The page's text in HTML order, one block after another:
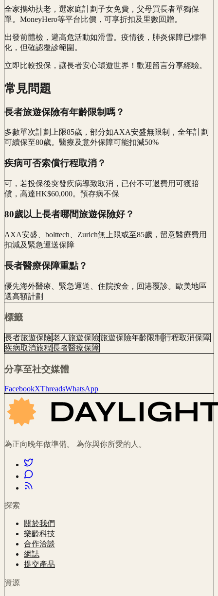
全家攜幼扶老，選家庭計劃子女免費，父母買長者單獨保
單。MoneyHero等平台比價，可享折扣及里數回贈。
出發前體檢，避高危活動如滑雪。疫情後，肺炎保障已標準
化，但確認覆診範圍。
立即比較投保，讓長者安心環遊世界！歡迎留言分享經驗。
常見問題
長者旅遊保險有年齡限制嗎？
多數單次計劃上限85歲，部分如AXA安盛無限制，全年計劃
可續保至80歲。醫療及意外保障可能扣減50%
疾病可否索償行程取消？
可，若投保後突發疾病導致取消，已付不可退費用可獲賠
償，高達HK$60,000。預存病不保
80歲以上長者哪間旅遊保險好？
AXA安盛、bolttech、Zurich無上限或至85歲，留意醫療費用
扣減及緊急運送保障
長者醫療保障重點？
優先海外醫療、緊急運送、住院按金，回港覆診。歐美地區
選高額計劃
標籤
長者旅遊保險老人旅遊保險旅遊保險年齡限制 行程取消保障
疾病取消旅程長者醫療保障
分享至社交媒體
FacebookXThreadsWhatsApp
為正向晚年做準備。 為你與你所愛的人。
探索
關於我們
樂齡科技
合作洽談
網誌
提交產品
資源